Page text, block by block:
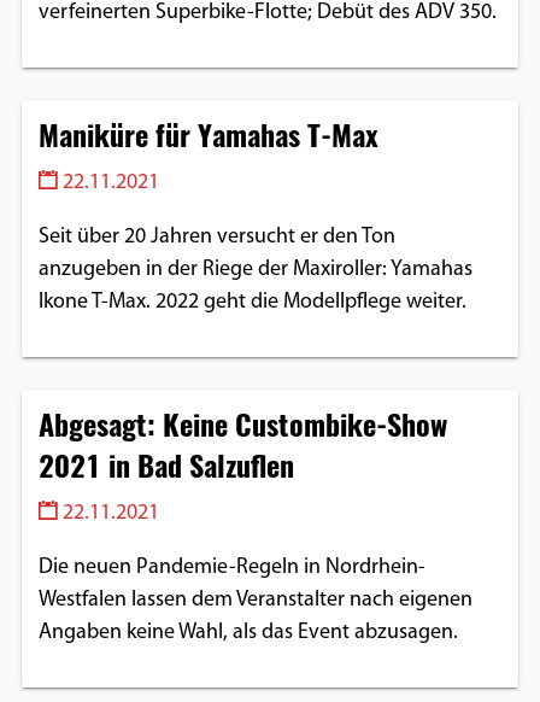
verfeinerten Superbike-Flotte; Debüt des ADV 350.
Maniküre für Yamahas T-Max
22.11.2021
Seit über 20 Jahren versucht er den Ton
anzugeben in der Riege der Maxiroller: Yamahas
Ikone T-Max. 2022 geht die Modellpflege weiter.
Abgesagt: Keine Custombike-Show
2021 in Bad Salzuflen
22.11.2021
Die neuen Pandemie-Regeln in Nordrhein-
Westfalen lassen dem Veranstalter nach eigenen
Angaben keine Wahl, als das Event abzusagen.